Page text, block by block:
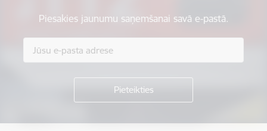
Piesakies jaunumu saņemšanai savā e-pastā.